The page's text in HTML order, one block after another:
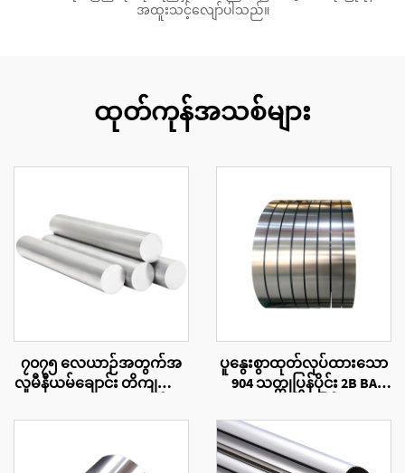
အထူးသင့်လျော်ပါသည်။
ထုတ်ကုန်အသစ်များ
၇၀၇၅ လေယာဉ်အတွက်အ
လူမီနီယမ်ချောင်း တိကျသော
ပေါင်းစပ်ဘာသား
ပူနွေးစွာထုတ်လုပ်ထားသော
904 သတ္တုပြွန်ပိုင်း 2B BA